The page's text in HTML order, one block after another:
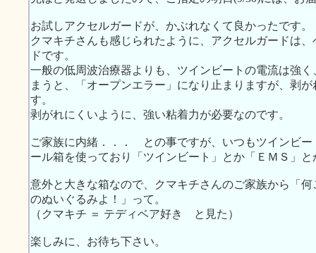
お試しアクセルガードが、かぶれなくて良かったです。
クマキチさんも感じられたように、アクセルガードは
ドです。
一般の低周波治療器よりも、ツインビートの電流は強
まうと、「オープンエラー」になり止まりますが、剥
す。
剥がれにくいように、強い粘着力が必要なのです。
ご家族に内緒．．． との事ですが、いつもツインビ
ール箱を使っており「ツインビート」とか「ＥＭＳ」
意外と大きな箱なので、クマキチさんのご家族から「
のぬいぐるみよ！」って。
（クマキチ ＝ テディベア好き と見た）
楽しみに、お待ち下さい。